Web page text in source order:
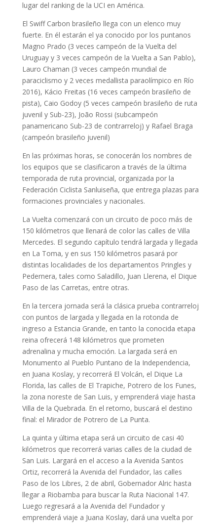
lugar del ranking de la UCI en América.
El Swiff Carbon brasileño llega con un elenco muy
fuerte. En él estarán el ya conocido por los puntanos
Magno Prado (3 veces campeón de la Vuelta del
Uruguay y 3 veces campeón de la Vuelta a San Pablo),
Lauro Chaman (3 veces campeón mundial de
paraciclismo y 2 veces medallista paraolímpico en Río
2016), Kácio Freitas (16 veces campeón brasileño de
pista), Caio Godoy (5 veces campeón brasileño de ruta
juvenil y Sub-23), João Rossi (subcampeón
panamericano Sub-23 de contrarreloj) y Rafael Braga
(campeón brasileño juvenil)
En las próximas horas, se conocerán los nombres de
los equipos que se clasificaron a través de la última
temporada de ruta provincial, organizada por la
Federación Ciclista Sanluiseña, que entrega plazas para
formaciones provinciales y nacionales.
La Vuelta comenzará con un circuito de poco más de
150 kilómetros que llenará de color las calles de Villa
Mercedes. El segundo capítulo tendrá largada y llegada
en La Toma, y en sus 150 kilómetros pasará por
distintas localidades de los departamentos Pringles y
Pedernera, tales como Saladillo, Juan Llerena, el Dique
Paso de las Carretas, entre otras.
En la tercera jornada será la clásica prueba contrarreloj
con puntos de largada y llegada en la rotonda de
ingreso a Estancia Grande, en tanto la conocida etapa
reina ofrecerá 148 kilómetros que prometen
adrenalina y mucha emoción. La largada será en
Monumento al Pueblo Puntano de la Independencia,
en Juana Koslay, y recorrerá El Volcán, el Dique La
Florida, las calles de El Trapiche, Potrero de los Funes,
la zona noreste de San Luis, y emprenderá viaje hasta
Villa de la Quebrada. En el retorno, buscará el destino
final: el Mirador de Potrero de La Punta.
La quinta y última etapa será un circuito de casi 40
kilómetros que recorrerá varias calles de la ciudad de
San Luis. Largará en el acceso a la Avenida Santos
Ortiz, recorrerá la Avenida del Fundador, las calles
Paso de los Libres, 2 de abril, Gobernador Alric hasta
llegar a Riobamba para buscar la Ruta Nacional 147.
Luego regresará a la Avenida del Fundador y
emprenderá viaje a Juana Koslay, dará una vuelta por